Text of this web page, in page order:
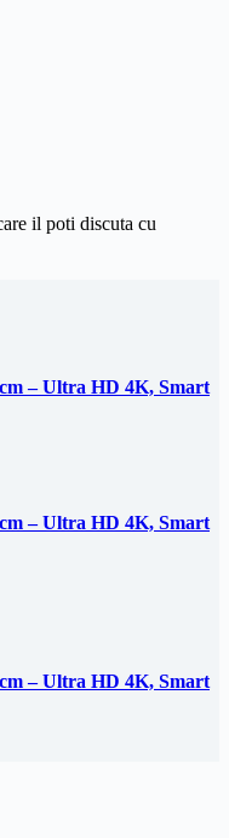
il poti discuta cu
– Ultra HD 4K, Smart
– Ultra HD 4K, Smart
– Ultra HD 4K, Smart